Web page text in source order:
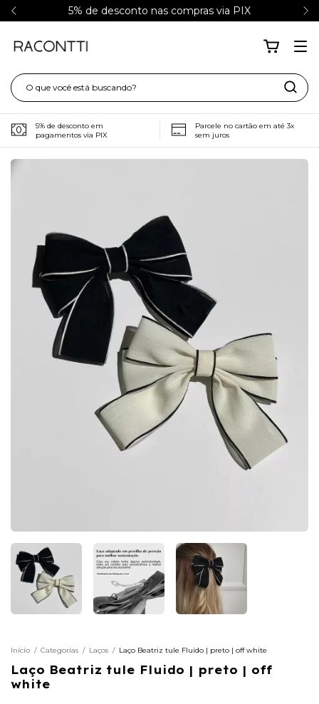
5% de desconto nas compras via PIX
5% de desconto em
pagamentos via PIX
Parcele no cartão em até 3x
sem juros
Início / Categorias / Laços / Laço Beatriz tule Fluido | preto | off white
Laço Beatriz tule Fluido | preto | off
white